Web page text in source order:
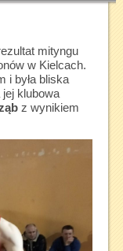
mityngu
w Kielcach.
i była bliska
jej klubowa
z wynikiem